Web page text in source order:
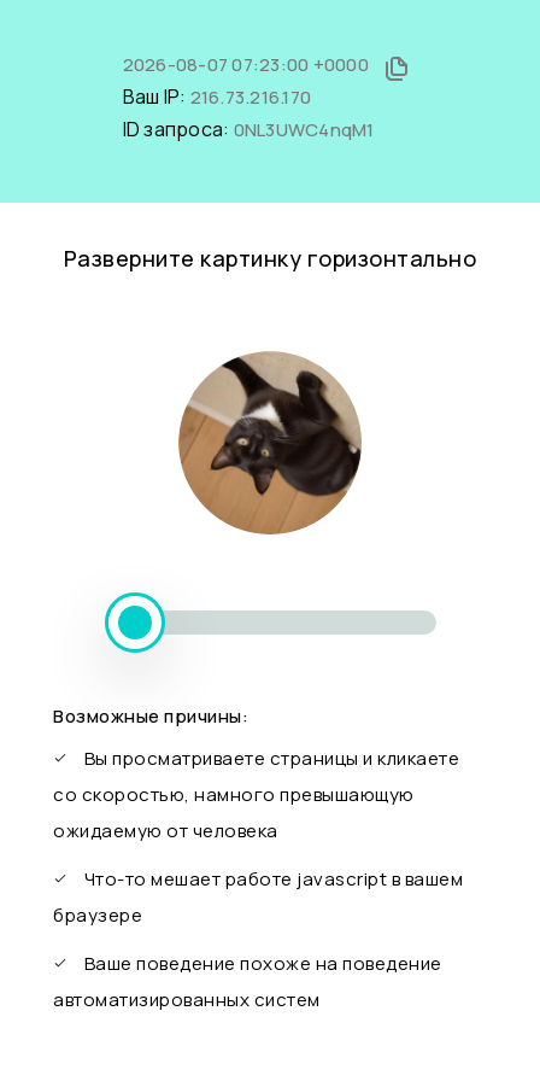
2026-08-07 07:23:00 +0000
Ваш IP: 216.73.216.170
ID запроса: 0NL3UWC4nqM1
Разверните картинку горизонтально
Возможные причины:
Вы просматриваете страницы и кликаете
со скоростью, намного превышающую
ожидаемую от человека
Что-то мешает работе javascript в вашем
браузере
Ваше поведение похоже на поведение
автоматизированных систем